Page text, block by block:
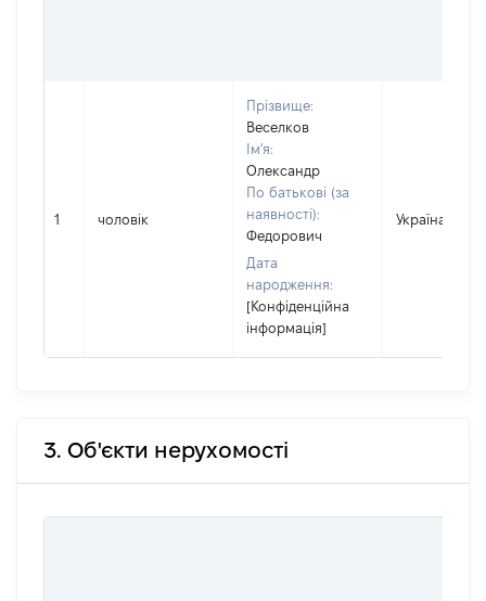
1 чоловік
Прізвище:
Веселков
Ім'я:
Олександр
По батькові (за
наявності):
Федорович
Дата
народження:
[Конфіденційна
інформація]
Україна
3. Об'єкти нерухомості